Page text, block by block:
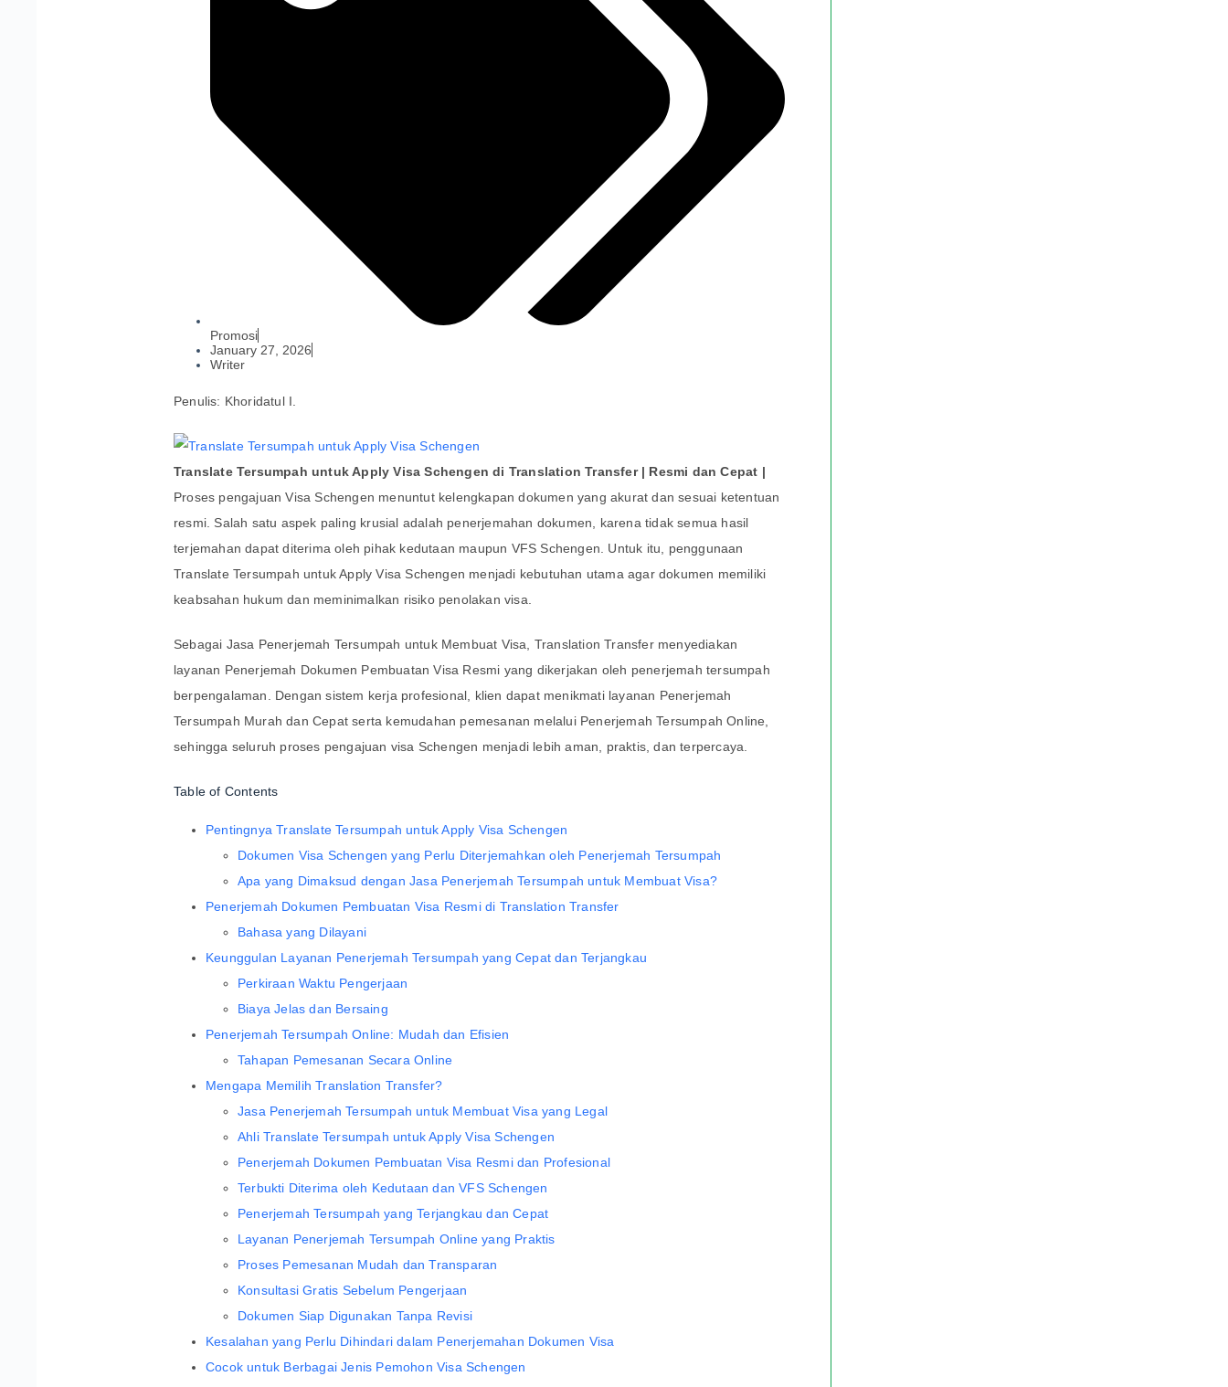
Promosi
January 27, 2026
Writer
Penulis: Khoridatul I.
Translate Tersumpah untuk Apply Visa Schengen di Translation Transfer | Resmi dan Cepat |
Proses pengajuan Visa Schengen menuntut kelengkapan dokumen yang akurat dan sesuai ketentuan
resmi. Salah satu aspek paling krusial adalah penerjemahan dokumen, karena tidak semua hasil
terjemahan dapat diterima oleh pihak kedutaan maupun VFS Schengen. Untuk itu, penggunaan
Translate Tersumpah untuk Apply Visa Schengen menjadi kebutuhan utama agar dokumen memiliki
keabsahan hukum dan meminimalkan risiko penolakan visa.
Sebagai Jasa Penerjemah Tersumpah untuk Membuat Visa, Translation Transfer menyediakan
layanan Penerjemah Dokumen Pembuatan Visa Resmi yang dikerjakan oleh penerjemah tersumpah
berpengalaman. Dengan sistem kerja profesional, klien dapat menikmati layanan Penerjemah
Tersumpah Murah dan Cepat serta kemudahan pemesanan melalui Penerjemah Tersumpah Online,
sehingga seluruh proses pengajuan visa Schengen menjadi lebih aman, praktis, dan terpercaya.
Table of Contents
Pentingnya Translate Tersumpah untuk Apply Visa Schengen
Dokumen Visa Schengen yang Perlu Diterjemahkan oleh Penerjemah Tersumpah
Apa yang Dimaksud dengan Jasa Penerjemah Tersumpah untuk Membuat Visa?
Penerjemah Dokumen Pembuatan Visa Resmi di Translation Transfer
Bahasa yang Dilayani
Keunggulan Layanan Penerjemah Tersumpah yang Cepat dan Terjangkau
Perkiraan Waktu Pengerjaan
Biaya Jelas dan Bersaing
Penerjemah Tersumpah Online: Mudah dan Efisien
Tahapan Pemesanan Secara Online
Mengapa Memilih Translation Transfer?
Jasa Penerjemah Tersumpah untuk Membuat Visa yang Legal
Ahli Translate Tersumpah untuk Apply Visa Schengen
Penerjemah Dokumen Pembuatan Visa Resmi dan Profesional
Terbukti Diterima oleh Kedutaan dan VFS Schengen
Penerjemah Tersumpah yang Terjangkau dan Cepat
Layanan Penerjemah Tersumpah Online yang Praktis
Proses Pemesanan Mudah dan Transparan
Konsultasi Gratis Sebelum Pengerjaan
Dokumen Siap Digunakan Tanpa Revisi
Kesalahan yang Perlu Dihindari dalam Penerjemahan Dokumen Visa
Cocok untuk Berbagai Jenis Pemohon Visa Schengen